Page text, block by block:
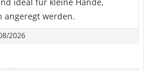
angeregt werden.
2026